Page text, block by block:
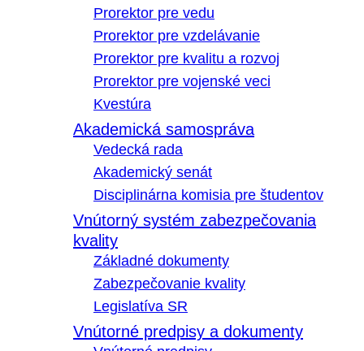
Prorektor pre vedu
Prorektor pre vzdelávanie
Prorektor pre kvalitu a rozvoj
Prorektor pre vojenské veci
Kvestúra
Akademická samospráva
Vedecká rada
Akademický senát
Disciplinárna komisia pre študentov
Vnútorný systém zabezpečovania
kvality
Základné dokumenty
Zabezpečovanie kvality
Legislatíva SR
Vnútorné predpisy a dokumenty